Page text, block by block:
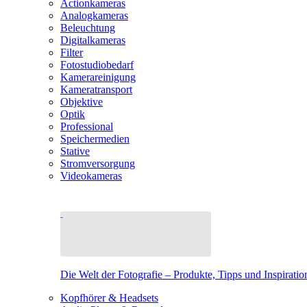
Actionkameras
Analogkameras
Beleuchtung
Digitalkameras
Filter
Fotostudiobedarf
Kamerareinigung
Kameratransport
Objektive
Optik
Professional
Speichermedien
Stative
Stromversorgung
Videokameras
Die Welt der Fotografie – Produkte, Tipps und
Kopfhörer & Headsets